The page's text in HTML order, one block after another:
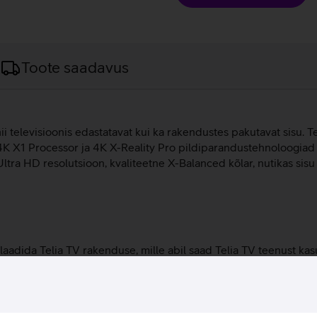
Toote saadavus
edastatavat kui ka rakendustes pakutavat sisu.
X1 Processor ja 4K X-Reality Pro
HD resolutsioon, kvaliteetne X-Balanced kõlar, nutikas
Telia TV rakenduse, mille abil saad Telia TV teenust
pildist 4K lähedase suurendatud pildi.
ja teravaid detaile isegi kiiresti liikuvate kaadrite korral.
suurendades heledust just heledates